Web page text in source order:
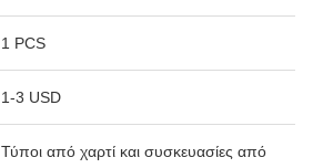
1 PCS
1-3 USD
Τύποι από χαρτί και συσκευασίες από